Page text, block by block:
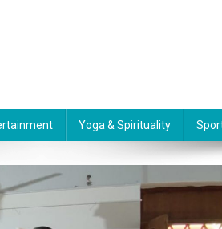
Yoga & Spirituality